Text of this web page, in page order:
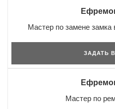
Мастер по замене замка
ЗАДАТЬ
Мастер по